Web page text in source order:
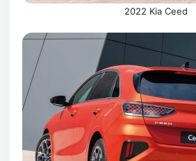
2022 Kia Ceed